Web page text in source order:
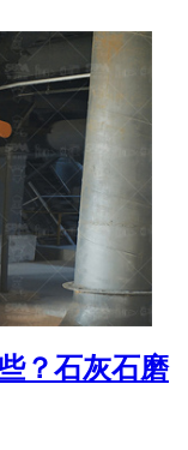
？石灰石磨